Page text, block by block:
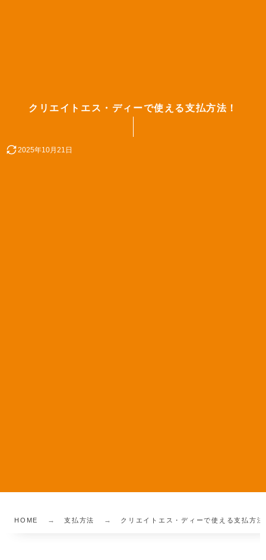
クリエイトエス・ディーで使える支払方法！
2025年10月21日
HOME 支払方法 クリエイトエス・ディーで使える支払方法